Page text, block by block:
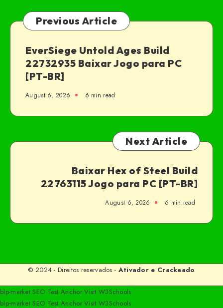
Previous Article
EverSiege Untold Ages Build
22732935 Baixar Jogo para PC
[PT-BR]
August 6, 2026 6 min read
Next Article
Baixar Hex of Steel Build
22763115 Jogo para PC [PT-BR]
August 6, 2026 6 min read
© 2024 - Direitos reservados - Ativador e Crackeado
blp-market SEO Test Anchor Visit W3Schools
blp-market SEO Test Anchor Visit W3Schools